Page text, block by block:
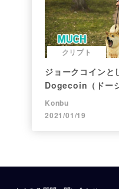
クリプト
ジョークコインと
Dogecoin（ドー
まで。注目される
Konbu
2021/01/19